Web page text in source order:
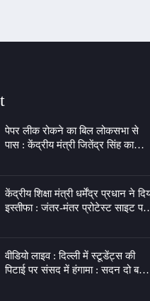
पेपर लीक रोकने का बिल लोकसभा से
पास : केंद्रीय मंत्री जितेंद्र सिंह का
केंद्रीय शिक्षा मंत्री धर्मेंद्र प्रधान ने
इस्तीफा : जंतर-मंतर प्रोटेस्ट साइट पर
वीडियो लाइव : दिल्ली में स्टूडेंट्स की
पिटाई पर संसद में हंगामा : सदन दो बजे